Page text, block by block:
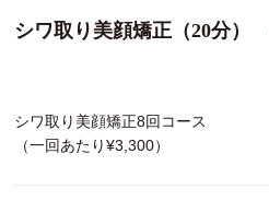
シワ取り美顔矯正（20分）
シワ取り美顔矯正8回コース
（一回あたり¥3,300）